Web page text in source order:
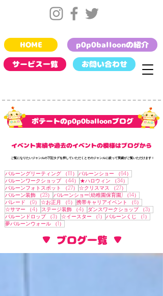
お問い合わせ
HOME
サービス一覧
p0p0balloonの紹介
​ポテートのp0p0balloonブログ
​イベント実績や過去のイベントの模様はブログから
​ご覧になりたいジャンルの下記タグを押していただくとそのジャンルに絞って実績がご覧いただけます !
バルーングリーティング （111） 111件の記事
バルーンショー （64） 64件の記事
バルーンワークショップ （44） 44件の記事
★ハロウィン （34） 34件の記事
バルーンフォトスポット
（27） 27件の記事
☆クリスマス （27） 27件の記事
バルーン装飾 （23） 23件の記事
バルーンショー(幼稚園保育園) （14） 14件の記事
パレード
（9） 9件の記事
☆お正月 （6） 6件の記事
携帯キャリアイベント （6） 6件の記事
☆サマー
（4） 4件の記事
ステージ装飾 （4） 4件の記事
ダンスワークショップ （3） 3件
バルーンドロップ （3） 3件の記事
☆イースター （1） 1件の記事
バルーンくじ （1） 1件の
夢バルーンウォール （1） 1件の記事
​▼ ブログ一覧 ▼